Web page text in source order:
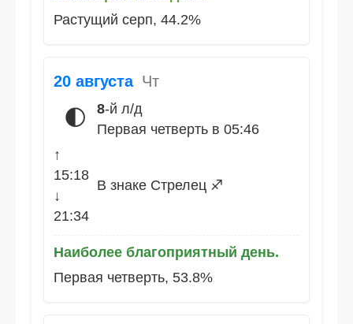
Растущий серп, 44.2%
20 августа Чт
🌓 8-й л/д
Первая четверть в 05:46
↑
15:18
↓
21:34
В знаке Стрелец ♐
Наиболее благоприятный день.
Первая четверть, 53.8%